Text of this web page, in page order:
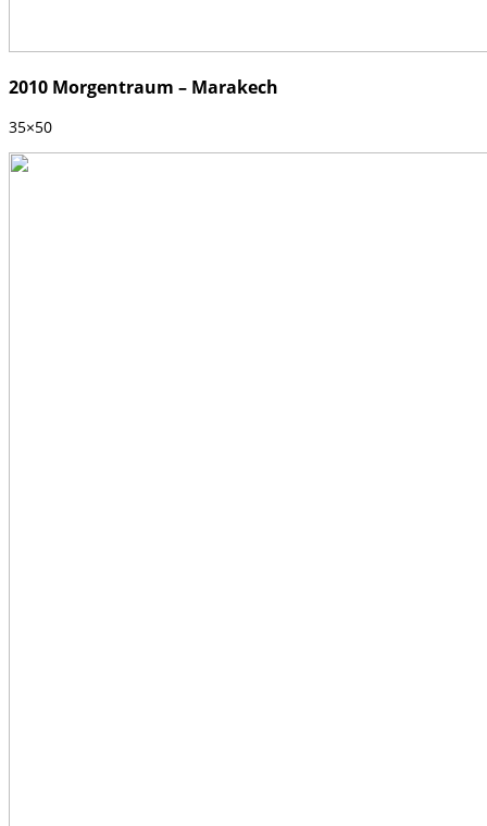
2010 Morgentraum – Marakech
35×50